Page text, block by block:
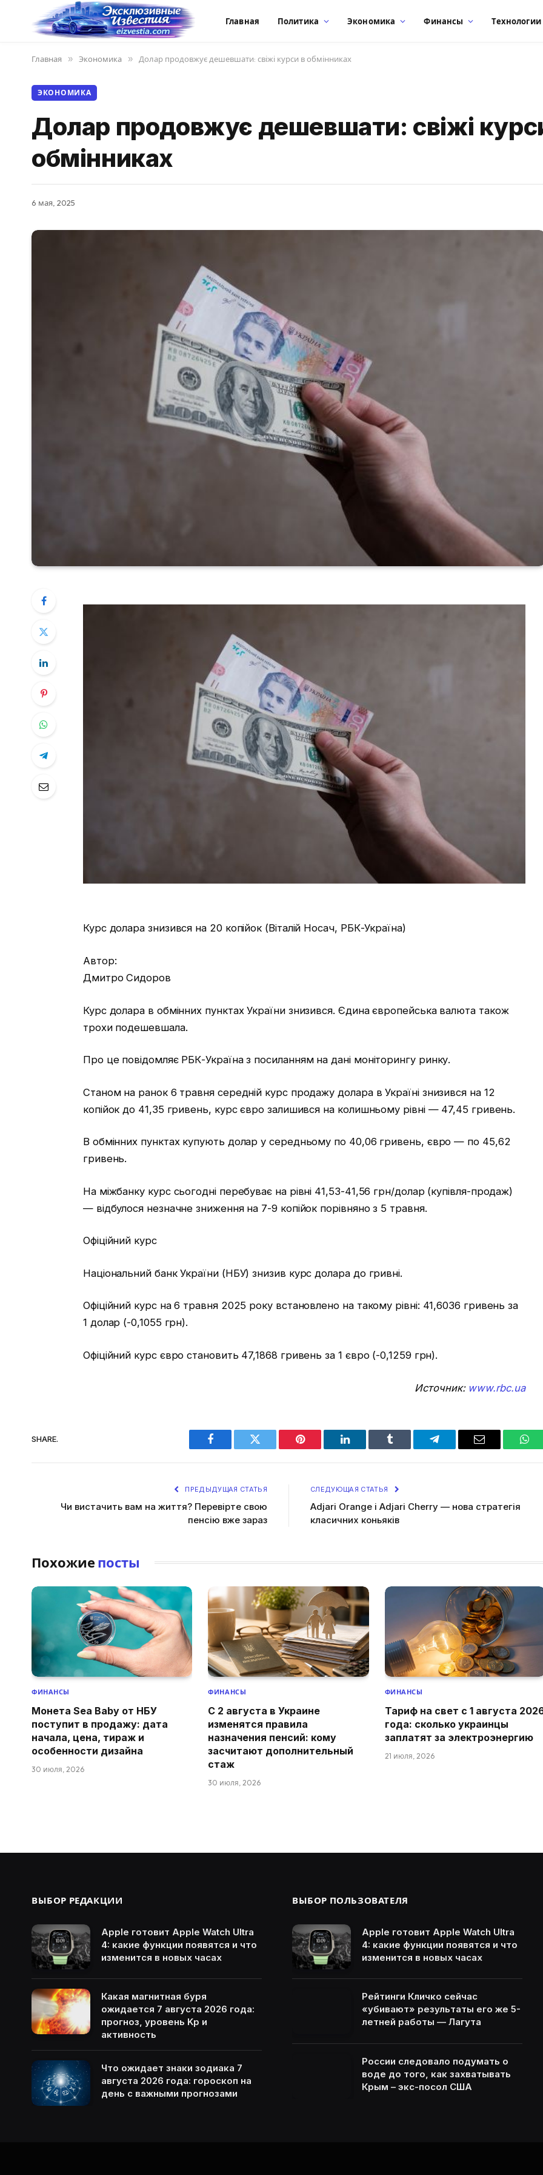
Главная Политика Экономика Финансы Технологии
Главная » Экономика » Долар продовжує дешевшати: свіжі курси в обмінниках
ЭКОНОМИКА
Долар продовжує дешевшати: свіжі
обмінниках
6 мая, 2025
Курс долара знизився на 20 копійок (Віталій Носач, РБК-Україна)
Автор:
Дмитро Сидоров
Курс долара в обмінних пунктах України знизився. Єдина європейська валюта також
трохи подешевшала.
Про це повідомляє РБК-Україна з посиланням на дані моніторингу ринку.
Станом на ранок 6 травня середній курс продажу долара в Україні знизився на 12
копійок до 41,35 гривень, курс євро залишився на колишньому рівні — 47,45 гривень.
В обмінних пунктах купують долар у середньому по 40,06 гривень, євро — по 45,62
гривень.
На міжбанку курс сьогодні перебуває на рівні 41,53-41,56 грн/долар (купівля-продаж)
— відбулося незначне зниження на 7-9 копійок порівняно з 5 травня.
Офіційний курс
Національний банк України (НБУ) знизив курс долара до гривні.
Офіційний курс на 6 травня 2025 року встановлено на такому рівні: 41,6036 гривень за
1 долар (-0,1055 грн).
Офіційний курс євро становить 47,1868 гривень за 1 євро (-0,1259 грн).
Источник: www.rbc.ua
SHARE.
Facebook Twitter Pinterest LinkedIn Tumblr Telegram Email
ПРЕДЫДУЩАЯ СТАТЬЯ
Чи вистачить вам на життя? Перевірте свою
пенсію вже зараз
СЛЕДУЮЩАЯ СТАТЬЯ
Adjari Orange і Adjari Cherry — нова стратегія
класичних коньяків
Похожие посты
ФИНАНСЫ
Монета Sea Baby от НБУ
поступит в продажу: дата
начала, цена, тираж и
особенности дизайна
30 июля, 2026
ФИНАНСЫ
С 2 августа в Украине
изменятся правила
назначения пенсий: кому
засчитают дополнительный
стаж
30 июля, 2026
ФИНАНСЫ
Тариф на свет с 1 августа
года: сколько украинцы
заплатят за электроэнергию
21 июля, 2026
ВЫБОР РЕДАКЦИИ
Apple готовит Apple Watch Ultra
4: какие функции появятся и что
изменится в новых часах
Какая магнитная буря
ожидается 7 августа 2026 года:
прогноз, уровень Kp и
активность
Что ожидает знаки зодиака 7
августа 2026 года: гороскоп на
день с важными прогнозами
ВЫБОР ПОЛЬЗОВАТЕЛЯ
Apple готовит Apple Watch Ultra
4: какие функции появятся и что
изменится в новых часах
Рейтинги Кличко сейчас
«убивают» результаты его же 5-
летней работы — Лагута
России следовало подумать о
воде до того, как захватывать
Крым – экс-посол США